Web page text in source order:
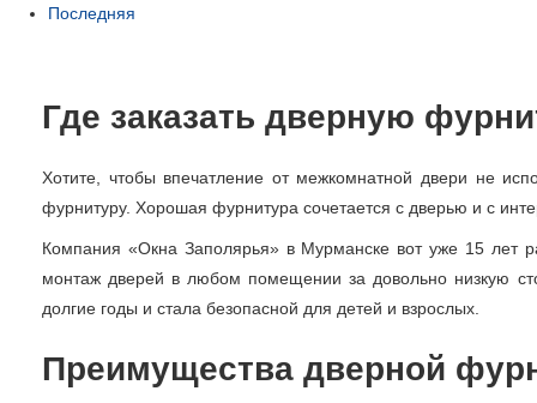
Последняя
Где заказать дверную
Хотите, чтобы впечатление от межкомнатной двери не
фурнитуру. Хорошая фурнитура сочетается с дверью и с
Компания «Окна Заполярья» в Мурманске вот уже 15 лет
монтаж дверей в любом помещении за довольно низкую
долгие годы и стала безопасной для детей и взрослых.
Преимущества дверной